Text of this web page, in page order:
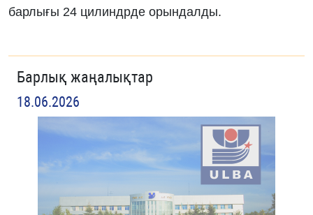
барлығы 24 цилиндрде орындалды.
Барлық жаңалықтар
18.06.2026